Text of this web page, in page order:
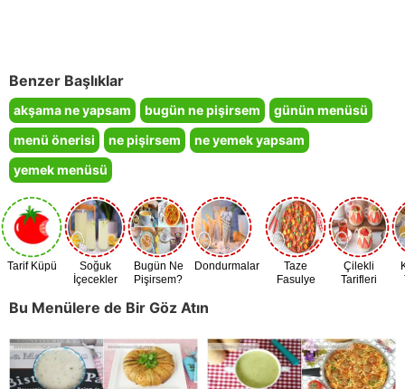
Benzer Başlıklar
akşama ne yapsam bugün ne pişirsem
günün menüsü
menü önerisi
ne pişirsem
ne yemek yapsam
yemek menüsü
Tarif Küpü
Soğuk
İçecekler
Bugün Ne
Pişirsem?
Dondurmalar
Taze
Fasulye
Çilekli
Tarifleri
Bu Menülere de Bir Göz Atın